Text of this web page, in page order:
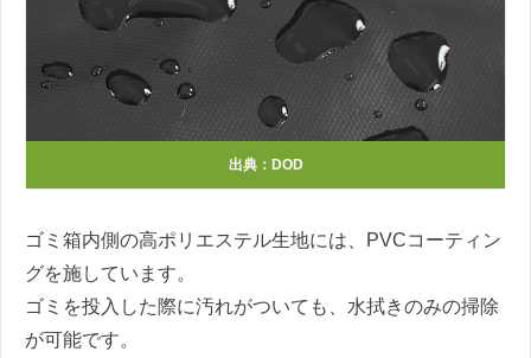
出典：DOD
ゴミ箱内側の高ポリエステル生地には、PVCコーティン
グを施しています。
ゴミを投入した際に汚れがついても、水拭きのみの掃除
が可能です。